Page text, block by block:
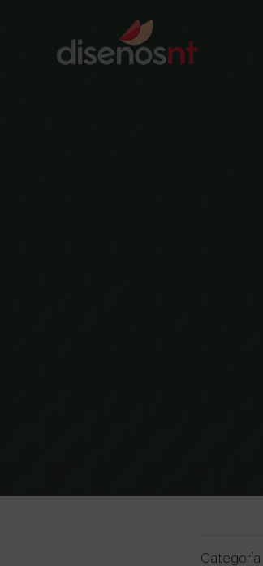
Categoría: